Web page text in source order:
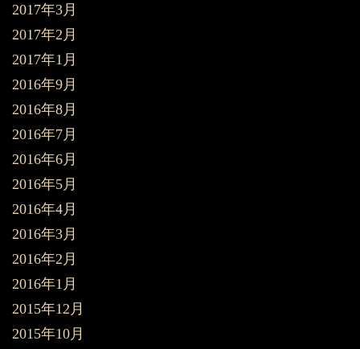
2017年3月
2017年2月
2017年1月
2016年9月
2016年8月
2016年7月
2016年6月
2016年5月
2016年4月
2016年3月
2016年2月
2016年1月
2015年12月
2015年10月